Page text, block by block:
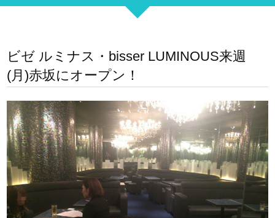
ビゼ ルミナス・bisser LUMINOUS来週
(月)赤坂にオープン！